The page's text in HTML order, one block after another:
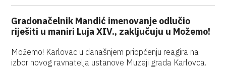
Gradonačelnik Mandić imenovanje odlučio
riješiti u maniri Luja XIV., zaključuju u Možemo!
Možemo! Karlovac u današnjem priopćenju reagira na
izbor novog ravnatelja ustanove Muzeji grada Karlovca.